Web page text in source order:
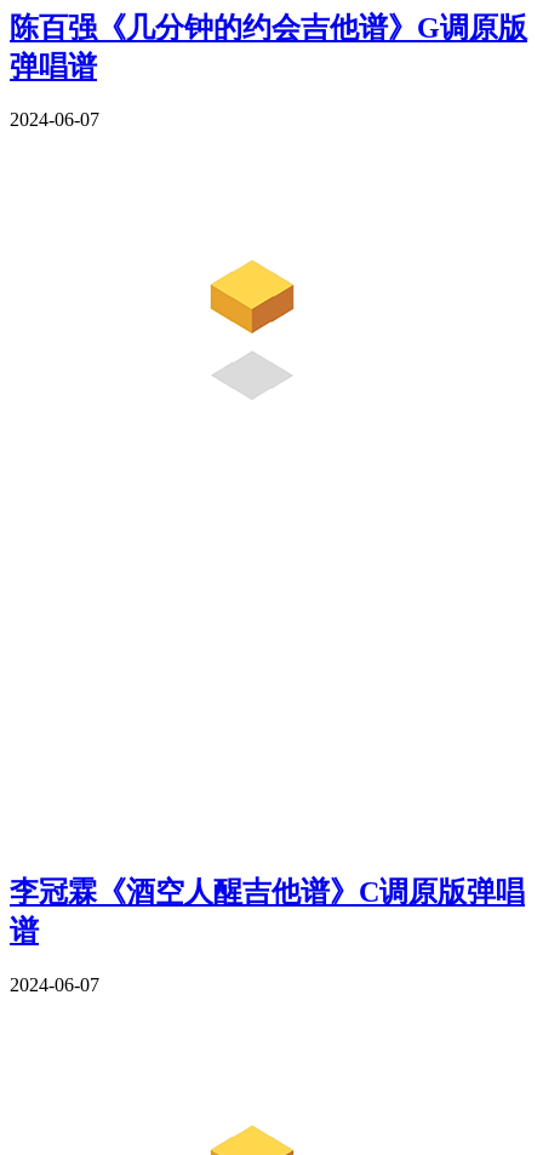
陈百强《几分钟的约会吉他谱》G调原版
弹唱谱
2024-06-07
李冠霖《酒空人醒吉他谱》C调原版弹唱
谱
2024-06-07